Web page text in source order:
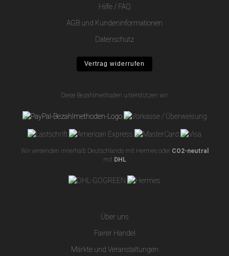
Hilfe / FAQ
AGB und Kundeninformationen
Datenschutz
Vertrag widerrufen
Diese Bezahlmethoden unterstützen wir:
Wir versenden innerhalb Deutschlands mit Hermes oder CO2-neutral
mit DHL
Über uns
Fairer Handel
Märkte und Veranstaltungen